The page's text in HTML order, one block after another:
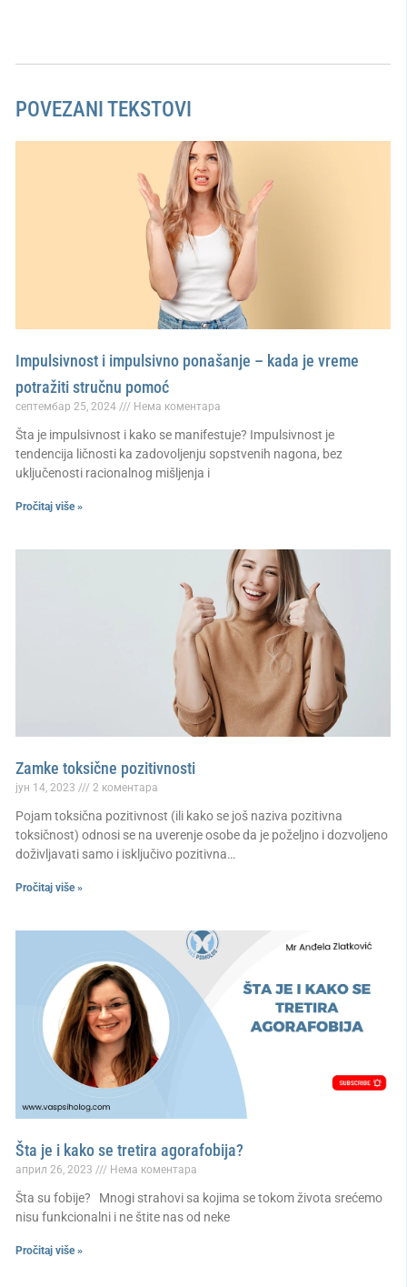
POVEZANI TEKSTOVI
Impulsivnost i impulsivno ponašanje – kada je vreme
potražiti stručnu pomoć
септембар 25, 2024 Нема коментара
Šta je impulsivnost i kako se manifestuje? Impulsivnost je
tendencija ličnosti ka zadovoljenju sopstvenih nagona, bez
uključenosti racionalnog mišljenja i
Pročitaj više »
Zamke toksične pozitivnosti
јун 14, 2023 2 коментара
Pojam toksična pozitivnost (ili kako se još naziva pozitivna
toksičnost) odnosi se na uverenje osobe da je poželjno i dozvoljeno
doživljavati samo i isključivo pozitivna…
Pročitaj više »
Šta je i kako se tretira agorafobija?
април 26, 2023 Нема коментара
Šta su fobije? Mnogi strahovi sa kojima se tokom života srećemo
nisu funkcionalni i ne štite nas od neke
Pročitaj više »